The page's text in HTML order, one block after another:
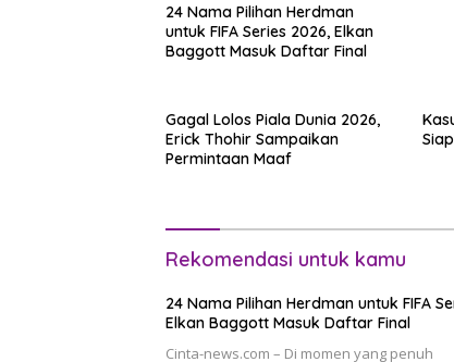
24 Nama Pilihan Herdman
untuk FIFA Series 2026, Elkan
Baggott Masuk Daftar Final
Gagal Lolos Piala Dunia 2026,
Erick Thohir Sampaikan
Permintaan Maaf
Rekomendasi untuk kamu
24 Nama Pilihan Herdman untuk FIFA
Elkan Baggott Masuk Daftar Final
Cinta-news.com – Di momen yang penuh